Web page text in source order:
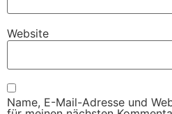
Website
Name, E-Mail-Adresse und